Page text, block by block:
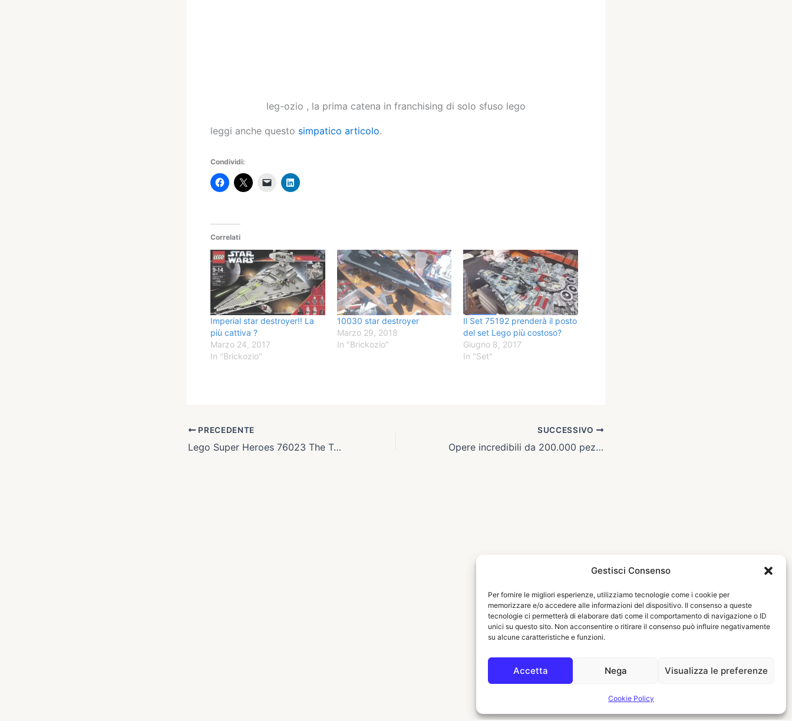
Gestisci Consenso
Per fornire le migliori esperienze, utilizziamo tecnologie come i cookie per
memorizzare e/o accedere alle informazioni del dispositivo. Il consenso a queste
tecnologie ci permetterà di elaborare dati come il comportamento di navigazione o ID
unici su questo sito. Non acconsentire o ritirare il consenso può influire negativamente
su alcune caratteristiche e funzioni.
Accetta Nega Visualizza le preferenze
Cookie Policy
leg-ozio , la prima catena in franchising di solo sfuso lego
leggi anche questo simpatico articolo.
Condividi:
Correlati
Imperial star destroyer!! La
più cattiva ?
Marzo 24, 2017
In "Brickozio"
10030 star destroyer
Marzo 29, 2018
In "Brickozio"
Il Set 75192 prenderà il posto
del set Lego più costoso?
Giugno 8, 2017
In "Set"
PRECEDENTE
Lego Super Heroes 76023 The Tumbler
SUCCESSIVO
Opere incredibili da 200.000 pezzi Lego